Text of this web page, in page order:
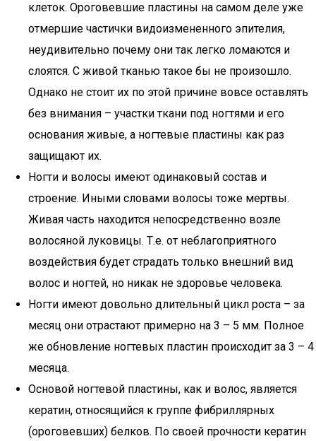
клеток. Ороговевшие пластины на самом деле уже
отмершие частички видоизмененного эпителия,
неудивительно почему они так легко ломаются и
слоятся. С живой тканью такое бы не произошло.
Однако не стоит их по этой причине вовсе оставлять
без внимания – участки ткани под ногтями и его
основания живые, а ногтевые пластины как раз
защищают их.
Ногти и волосы имеют одинаковый состав и
строение. Иными словами волосы тоже мертвы.
Живая часть находится непосредственно возле
волосяной луковицы. Т.е. от неблагоприятного
воздействия будет страдать только внешний вид
волос и ногтей, но никак не здоровье человека.
Ногти имеют довольно длительный цикл роста – за
месяц они отрастают примерно на 3 – 5 мм. Полное
же обновление ногтевых пластин происходит за 3 – 4
месяца.
Основой ногтевой пластины, как и волос, является
кератин, относящийся к группе фибриллярных
(ороговевших) белков. По своей прочности кератин